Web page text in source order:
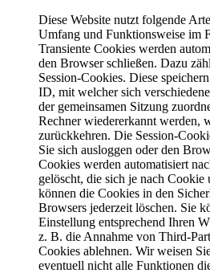
Diese Website nutzt folgende
Umfang und Funktionsweise im
Transiente Cookies werden
den Browser schließen. Dazu
Session-Cookies. Diese
ID, mit welcher sich
der gemeinsamen Sitzung
Rechner wiedererkannt werden,
zurückkehren. Die Session-
Sie sich ausloggen oder den
Cookies werden automatisiert
gelöscht, die sich je nach Cookie
können die Cookies in den
Browsers jederzeit löschen. Sie
Einstellung entsprechend Ihren
z. B. die Annahme von Third-
Cookies ablehnen. Wir weisen
eventuell nicht alle Funktionen